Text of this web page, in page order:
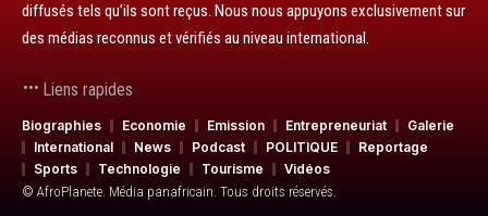
diffusés tels qu’ils sont reçus. Nous nous appuyons exclusivement sur
des médias reconnus et vérifiés au niveau international.
Liens rapides
Biographies Economie Emission Entrepreneuriat
Galerie
International
News Podcast POLITIQUE
Reportage
Sports
Technologie Tourisme
Vidéos
© AfroPlanete. Média panafricain. Tous droits réservés.